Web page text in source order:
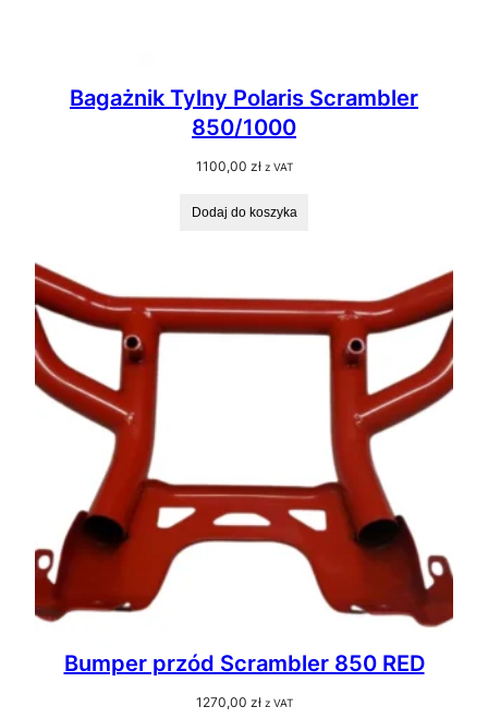
Bagażnik Tylny Polaris Scrambler
850/1000
1100,00 zł z VAT
Dodaj do koszyka
Bumper przód Scrambler 850 RED
1270,00 zł z VAT